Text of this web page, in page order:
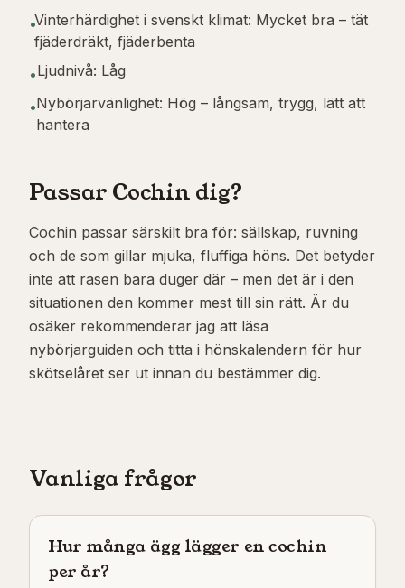
•Vinterhärdighet i svenskt klimat: Mycket bra – tät
fjäderdräkt, fjäderbenta
•Ljudnivå: Låg
•Nybörjarvänlighet: Hög – långsam, trygg, lätt att
hantera
Passar Cochin dig?
Cochin passar särskilt bra för: sällskap, ruvning
och de som gillar mjuka, fluffiga höns. Det betyder
inte att rasen bara duger där – men det är i den
situationen den kommer mest till sin rätt. Är du
osäker rekommenderar jag att läsa
nybörjarguiden och titta i hönskalendern för hur
skötselåret ser ut innan du bestämmer dig.
Vanliga frågor
Hur många ägg lägger en cochin
per år?